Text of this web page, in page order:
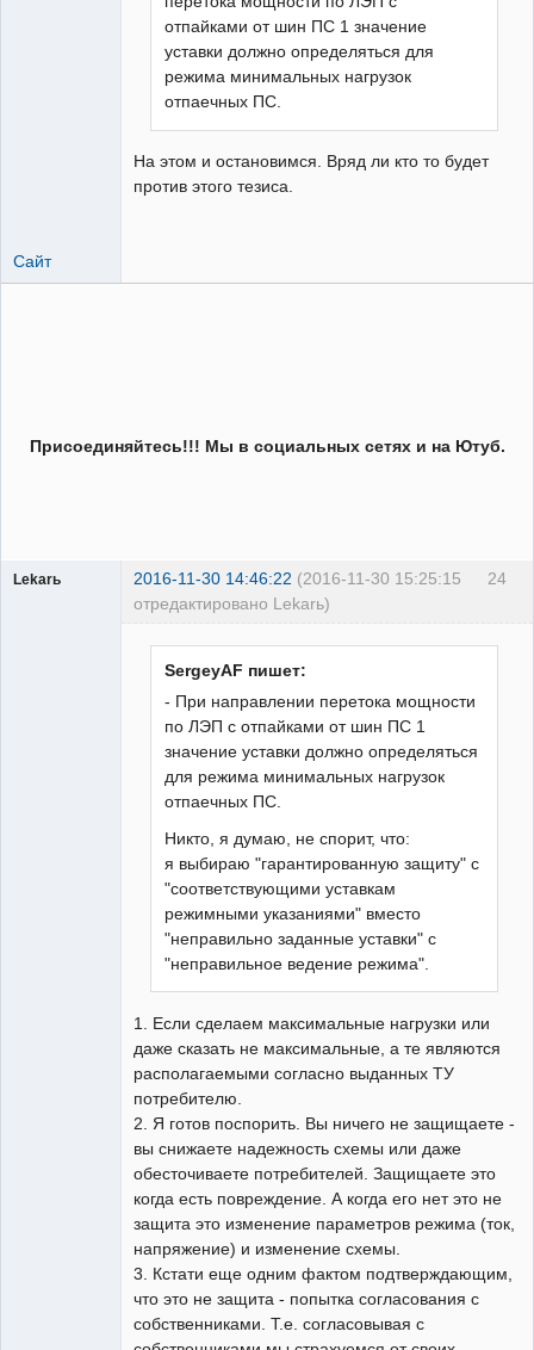
отпайками от шин ПС 1 значение
уставки должно определяться для
режима минимальных нагрузок
отпаечных ПС.
На этом и остановимся. Вряд ли кто то будет
против этого тезиса.
Сайт
Присоединяйтесь!!! Мы в социальных сетях и на Ютуб.
24
Lekarь 2016-11-30 14:46:22 (2016-11-30 15:25:15
отредактировано Lekarь)
SergeyAF пишет:
- При направлении перетока мощности
по ЛЭП с отпайками от шин ПС 1
значение уставки должно определяться
для режима минимальных нагрузок
отпаечных ПС.
Никто, я думаю, не спорит, что:
я выбираю "гарантированную защиту" с
"соответствующими уставкам
режимными указаниями" вместо
"неправильно заданные уставки" с
"неправильное ведение режима".
1. Если сделаем максимальные нагрузки или
даже сказать не максимальные, а те являются
располагаемыми согласно выданных ТУ
потребителю.
2. Я готов поспорить. Вы ничего не защищаете -
вы снижаете надежность схемы или даже
обесточиваете потребителей. Защищаете это
когда есть повреждение. А когда его нет это не
защита это изменение параметров режима (ток,
напряжение) и изменение схемы.
3. Кстати еще одним фактом подтверждающим,
что это не защита - попытка согласования с
собственниками. Т.е. согласовывая с